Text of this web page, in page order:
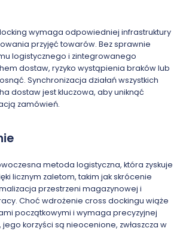
wymaga odpowiedniej infrastruktury
przyjęć towarów. Bez sprawnie
logistycznego i zintegrowanego
dostaw, ryzyko wystąpienia braków lub
Synchronizacja działań wszystkich
dostaw jest kluczowa, aby uniknąć
zamówień.
metoda logistyczna, która zyskuje
licznym zaletom, takim jak skrócenie
przestrzeni magazynowej i
Choć wdrożenie cross dockingu wiąże
początkowymi i wymaga precyzyjnej
jego korzyści są nieocenione, zwłaszcza w